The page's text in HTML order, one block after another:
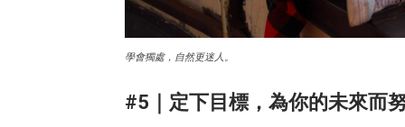
學會獨處，自然更迷人。
#5｜定下目標，為你的未來而